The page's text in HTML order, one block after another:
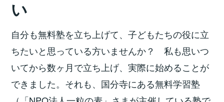
い
自分も無料塾を立ち上げて、子どもたちの役に立
ちたいと思っている方いませんか？ 私も思いつ
いてから数ヶ月で立ち上げ、実際に始めることが
できました。それも、国分寺にある無料学習塾